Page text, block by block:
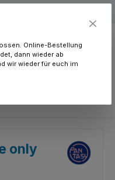
only
Online-Bestellung
dann wieder ab
wir wieder für euch im